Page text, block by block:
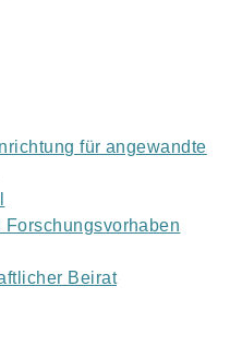
für angewandte
Forschungsvorhaben
Beirat